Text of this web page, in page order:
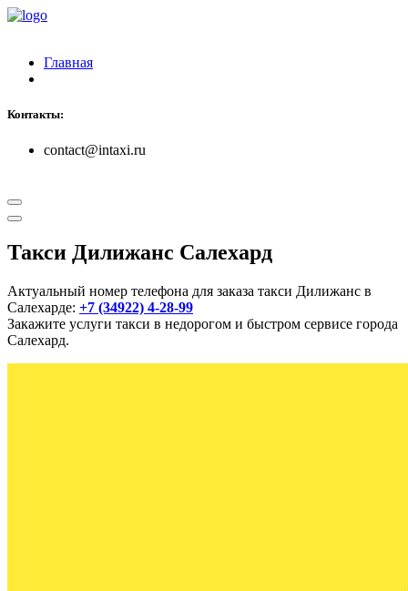
Главная
Контакты:
contact@intaxi.ru
Такси Дилижанс Салехард
Актуальный номер телефона для заказа такси Дилижанс в
Салехарде: +7 (34922) 4-28-99
Закажите услуги такси в недорогом и быстром сервисе города
Салехард.